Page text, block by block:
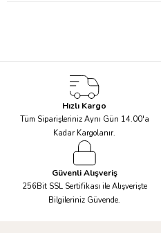
Hızlı Kargo
Tüm Siparişleriniz Aynı Gün 14.00'a
Kadar Kargolanır.
Güvenli Alışveriş
256Bit SSL Sertifikası ile Alışverişte
Bilgileriniz Güvende.